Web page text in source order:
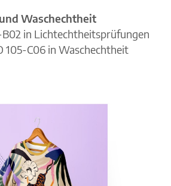
Waschechtheit
B02 in Lichtechtheitsprüfungen
105-C06 in Waschechtheit